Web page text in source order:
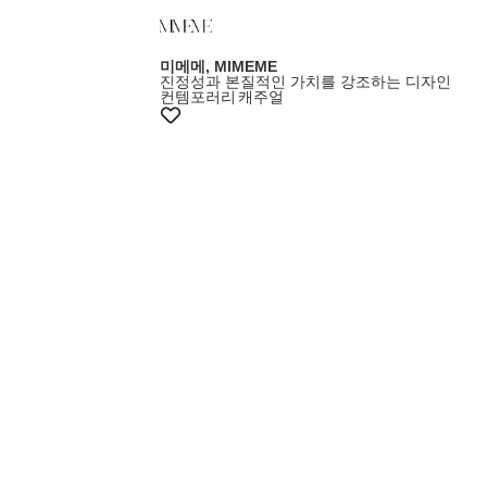
미메메, MIMEME
진정성과 본질적인 가치를 강조하는 디자인
컨템포러리 캐주얼